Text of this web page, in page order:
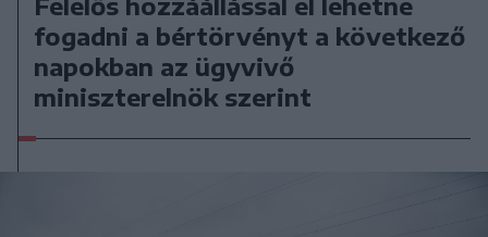
fogadni a bértörvényt a következő
napokban az ügyvivő
miniszterelnök szerint